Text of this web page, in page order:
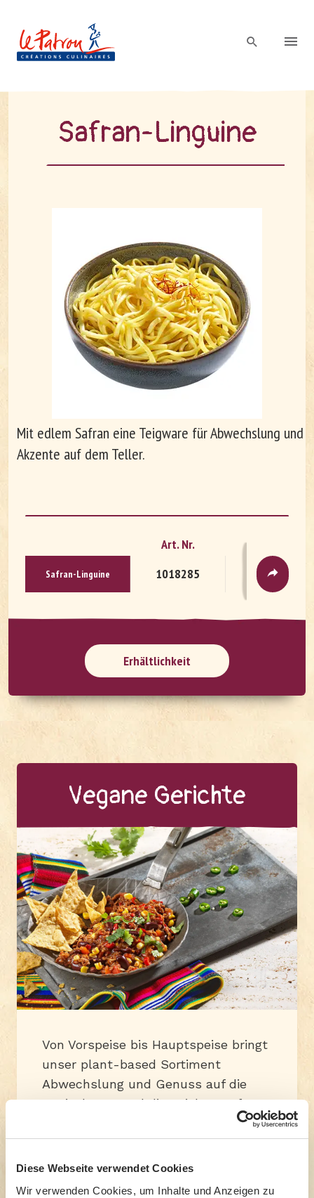
Diese Webseite verwendet Cookies
Wir verwenden Cookies, um Inhalte und Anzeigen zu
Unternehmen
FR
Sa­fran-Lin­gui­ne
Mit edlem Safran eine Teigware für Abwechslung und
Akzente auf dem Teller.
Art. Nr.
Sa­fran-Lin­gui­ne 1018285 Beutel
Erhältlichkeit
Ve­ga­ne Ge­rich­te
Von Vorspeise bis Hauptspeise bringt
unser plant-based Sortiment
Abwechslung und Genuss auf die
Speisekarte. Und dies nicht nur für
Veganerinnen und Veganer, sondern
für alle, die sich bewusst
nachhaltiger ernähren wollen.